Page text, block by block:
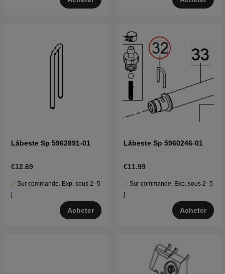
Låbeste Sp 5962891-01
€12.69
Sur commande. Exp. sous 2–5
j
Acheter
Låbeste Sp 5960246-01
€11.99
Sur commande. Exp. sous 2–5
j
Acheter